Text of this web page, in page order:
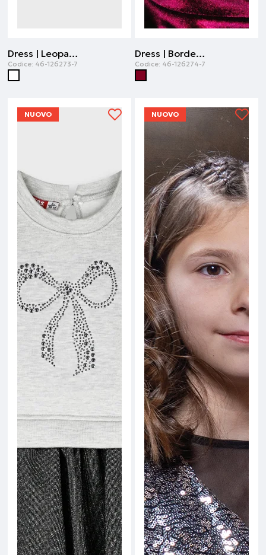
Dress | Leopardo
Codice: 46-126273-7
Dress | Bordeaux
Codice: 46-126274-7
NUOVO NUOVO